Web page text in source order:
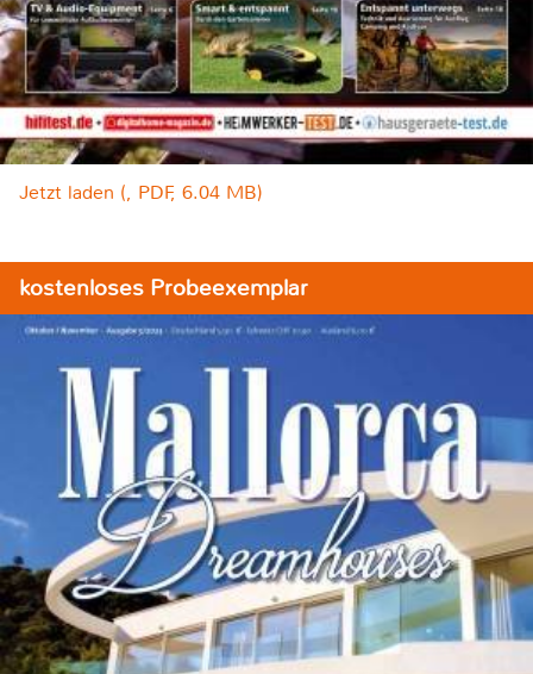
Jetzt laden (, PDF, 6.04 MB)
kostenloses Probeexemplar